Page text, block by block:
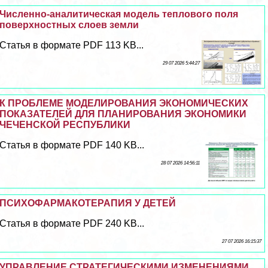
Численно-аналитическая модель теплового поля
поверхностных слоев земли
Статья в формате PDF 113 KB...
29 07 2026 5:44:27
К ПРОБЛЕМЕ МОДЕЛИРОВАНИЯ ЭКОНОМИЧЕСКИХ
ПОКАЗАТЕЛЕЙ ДЛЯ ПЛАНИРОВАНИЯ ЭКОНОМИКИ
ЧЕЧЕНСКОЙ РЕСПУБЛИКИ
Статья в формате PDF 140 KB...
28 07 2026 14:56:11
ПСИХОФАРМАКОТЕРАПИЯ У ДЕТЕЙ
Статья в формате PDF 240 KB...
27 07 2026 16:15:37